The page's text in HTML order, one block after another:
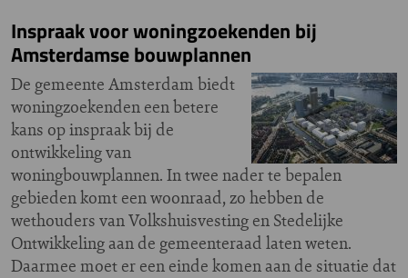
Inspraak voor woningzoekenden bij
Amsterdamse bouwplannen
De gemeente Amsterdam biedt
woningzoekenden een betere
kans op inspraak bij de
ontwikkeling van
woningbouwplannen. In twee nader te bepalen
gebieden komt een woonraad, zo hebben de
wethouders van Volkshuisvesting en Stedelijke
Ontwikkeling aan de gemeenteraad laten weten.
Daarmee moet er een einde komen aan de situatie dat